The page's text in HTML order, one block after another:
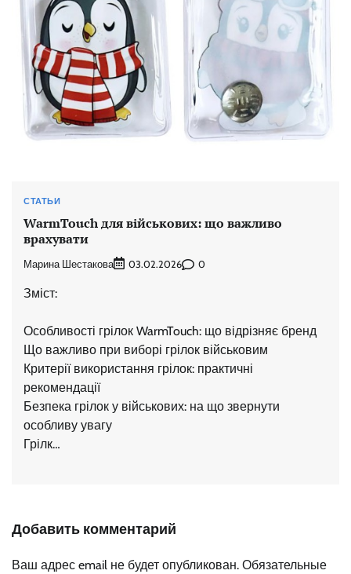
СТАТЬИ
WarmTouch для військових: що важливо
врахувати
Марина Шестакова 03.02.2026 0
Зміст:
Особливості грілок WarmTouch: що відрізняє бренд
Що важливо при виборі грілок військовим
Критерії використання грілок: практичні
рекомендації
Безпека грілок у військових: на що звернути
особливу увагу
Грілк…
Добавить комментарий
Ваш адрес email не будет опубликован. Обязательные